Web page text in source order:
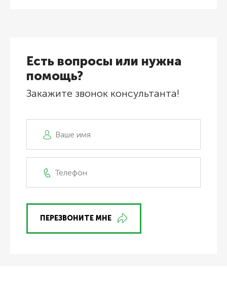
Есть вопросы или нужна
помощь?
Закажите звонок консультанта!
ПЕРЕЗВОНИТЕ МНЕ